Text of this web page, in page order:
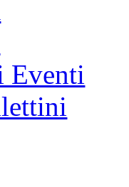
Eventi